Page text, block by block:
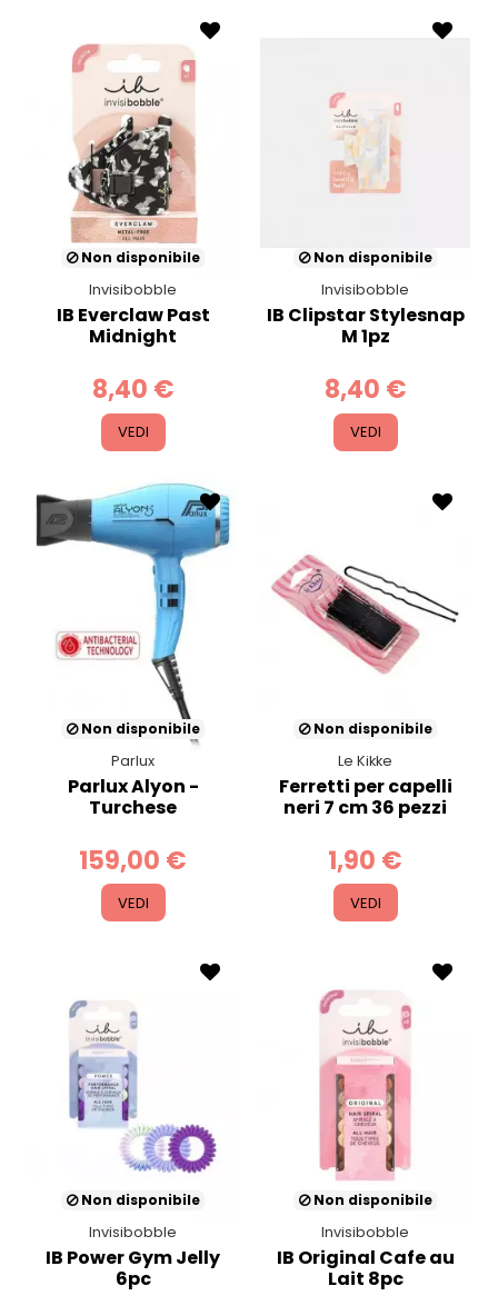
Non disponibile
Invisibobble
IB Everclaw Past
Midnight
8,40 €
VEDI
Non disponibile
Invisibobble
IB Clipstar Stylesnap
M 1pz
8,40 €
VEDI
Non disponibile
Parlux
Parlux Alyon -
Turchese
159,00 €
VEDI
Non disponibile
Le Kikke
Ferretti per capelli
neri 7 cm 36 pezzi
1,90 €
VEDI
Non disponibile
Invisibobble
IB Power Gym Jelly
6pc
Non disponibile
Invisibobble
IB Original Cafe au
Lait 8pc